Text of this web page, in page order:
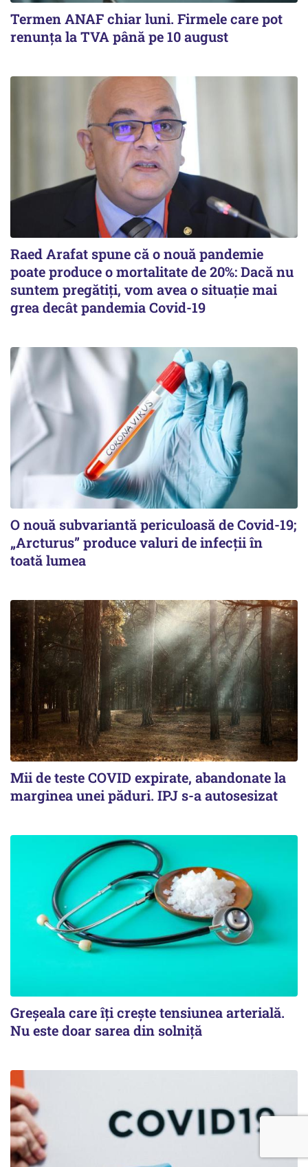
Termen ANAF chiar luni. Firmele care pot
renunța la TVA până pe 10 august
Raed Arafat spune că o nouă pandemie
poate produce o mortalitate de 20%: Dacă nu
suntem pregătiți, vom avea o situație mai
grea decât pandemia Covid-19
O nouă subvariantă periculoasă de Covid-19;
„Arcturus” produce valuri de infecții în
toată lumea
Mii de teste COVID expirate, abandonate la
marginea unei păduri. IPJ s-a autosesizat
Greșeala care îți crește tensiunea arterială.
Nu este doar sarea din solniță